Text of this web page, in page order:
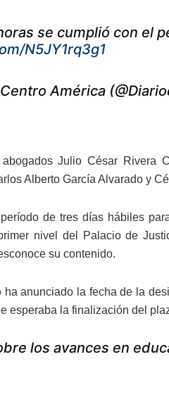
se cumplió con el
N5JY1rq3g1
América
Julio César Rivera
Alberto García Alvarado y
de tres días hábiles
nivel del Palacio de
su contenido.
anunciado la fecha de la
esperaba la finalización del
los avances en